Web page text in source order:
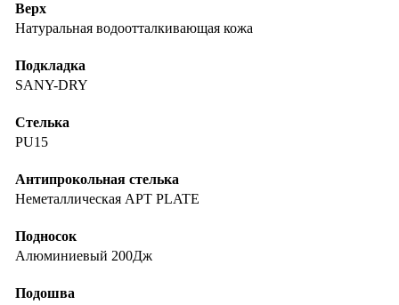
Верх
Натуральная водоотталкивающая кожа
Подкладка
SANY-DRY
Стелька
PU15
Антипрокольная стелька
Неметаллическая APT PLATE
Подносок
Алюминиевый 200Дж
Подошва